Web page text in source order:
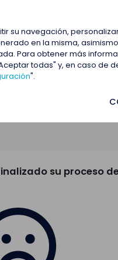
su navegación,
en la misma,
Para obtener más
todas" y, en caso de
".
su proceso